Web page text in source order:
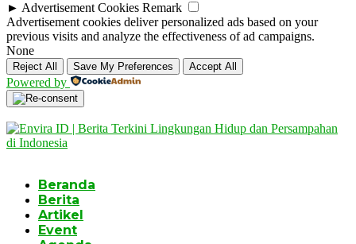
► Advertisement Cookies Remark
Advertisement cookies deliver personalized ads based on your
previous visits and analyze the effectiveness of ad campaigns.
None
Reject All Save My Preferences Accept All
Powered by
Beranda
Berita
Artikel
Event